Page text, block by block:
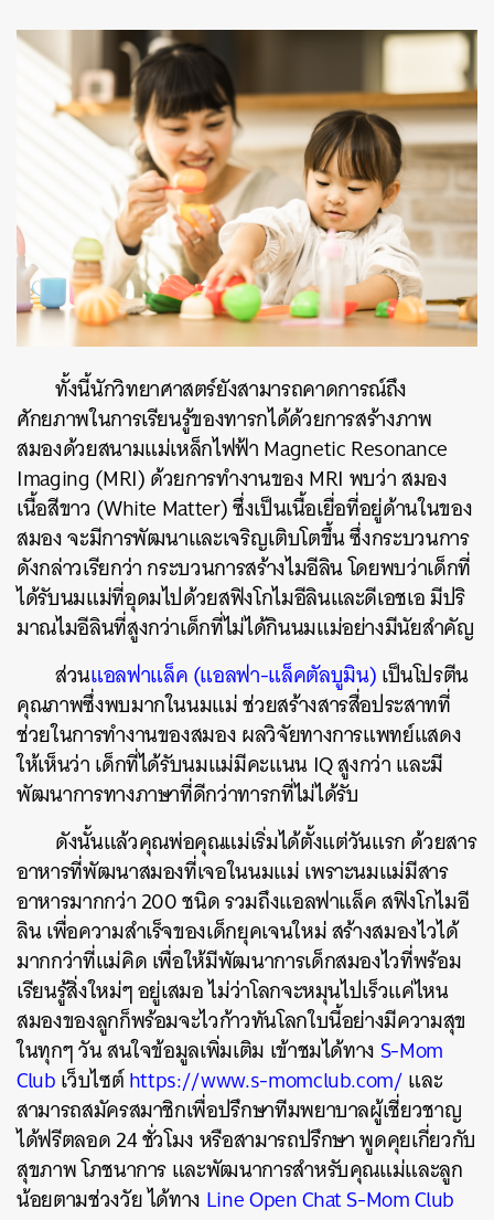
ทั้งนี้นักวิทยาศาสตร์ยังสามารถคาดการณ์ถึง
ศักยภาพในการเรียนรู้ของทารกได้ด้วยการสร้างภาพ
สมองด้วยสนามแม่เหล็กไฟฟ้า Magnetic Resonance
Imaging (MRI) ด้วยการทำงานของ MRI พบว่า สมอง
เนื้อสีขาว (White Matter) ซึ่งเป็นเนื้อเยื่อที่อยู่ด้านในของ
สมอง จะมีการพัฒนาและเจริญเติบโตขึ้น ซึ่งกระบวนการ
ดังกล่าวเรียกว่า กระบวนการสร้างไมอีลิน โดยพบว่าเด็กที่
ได้รับนมแม่ที่อุดมไปด้วยสฟิงโกไมอีลินและดีเอชเอ มีปริ
มาณไมอีลินที่สูงกว่าเด็กที่ไม่ได้กินนมแม่อย่างมีนัยสำคัญ
ส่วนแอลฟาแล็ค (แอลฟา-แล็คตัลบูมิน)เป็นโปรตีน
คุณภาพซึ่งพบมากในนมแม่ ช่วยสร้างสารสื่อประสาทที่
ช่วยในการทำงานของสมอง ผลวิจัยทางการแพทย์แสดง
ให้เห็นว่า เด็กที่ได้รับนมแม่มีคะแนน IQ สูงกว่า และมี
พัฒนาการทางภาษาที่ดีกว่าทารกที่ไม่ได้รับ
ดังนั้นแล้วคุณพ่อคุณแม่เริ่มได้ตั้งแต่วันแรก ด้วยสาร
อาหารที่พัฒนาสมองที่เจอในนมแม่ เพราะนมแม่มีสาร
อาหารมากกว่า 200 ชนิด รวมถึงแอลฟาแล็ค สฟิงโกไมอี
ลิน เพื่อความสำเร็จของเด็กยุคเจนใหม่ สร้างสมองไวได้
มากกว่าที่แม่คิด เพื่อให้มีพัฒนาการเด็กสมองไวที่พร้อม
เรียนรู้สิ่งใหม่ๆ อยู่เสมอ ไม่ว่าโลกจะหมุนไปเร็วแค่ไหน
สมองของลูกก็พร้อมจะไวก้าวทันโลกใบนี้อย่างมีความสุข
ในทุกๆ วัน สนใจข้อมูลเพิ่มเติม เข้าชมได้ทางS-Mom
Clubเว็บไซต์https://www.s-momclub.com/และ
สามารถสมัครสมาชิกเพื่อปรึกษาทีมพยาบาลผู้เชี่ยวชาญ
ได้ฟรีตลอด 24 ชั่วโมง หรือสามารถปรึกษา พูดคุยเกี่ยวกับ
สุขภาพ โภชนาการ และพัฒนาการสำหรับคุณแม่และลูก
น้อยตามช่วงวัย ได้ทาง Line Open Chat S-Mom Club
ค้นหา
SHARE TWEET LINE EMAIL